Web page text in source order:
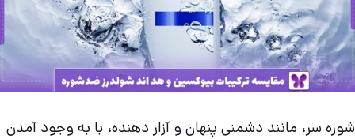
شوره سر، مانند دشمنی پنهان و آزار دهنده، با به وجود آمدن